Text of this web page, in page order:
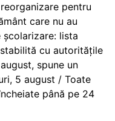
pentru
care nu au
lista
cu autoritățile
spune un
5 august / Toate
până pe 24